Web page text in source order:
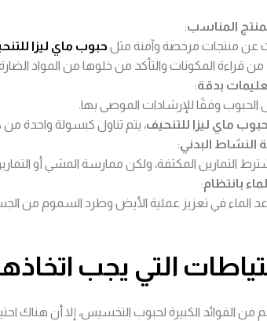
المناسب:
عن منتجات مرخصة وآمنة مثل حبوب ماي ليزا
من قراءة المكونات والتأكد من خلوها من المواد
بدقة:
الحبوب وفقًا للإرشادات الموصى بها.
حبوب ماي ليزا للتنحيف، يتم تناول كبسولة واحدة
النشاط البدني:
التمارين المكثفة، ولكن ممارسة المشي أو
بانتظام:
الماء في تعزيز عملية الأيض وطرد السموم من
التي يجب
من الفوائد الكبيرة لحبوب التخسيس، إلا أن هناك